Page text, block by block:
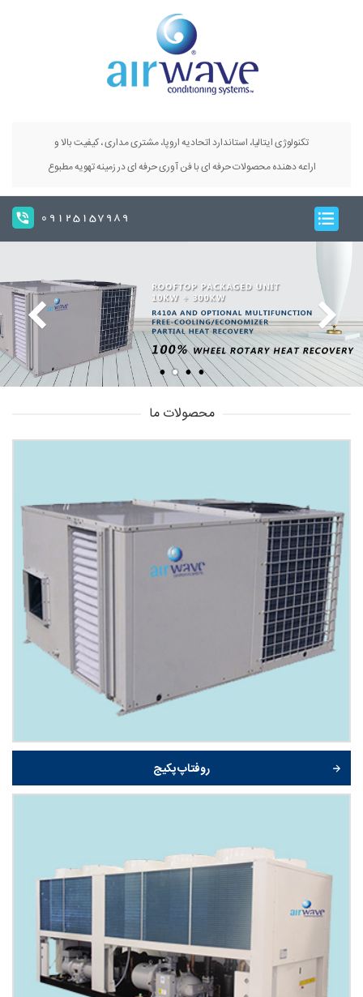
تکنولوژی ایتالیا، استاندارد اتحادیه اروپا، مشتری مداری ، کیفیت بالا و
اراعه دهنده محصولات حرفه ای با فن آوری حرفه ای در زمینه تهویه مطبوع
09125157989
محصولات ما
روفتاپ پکیج